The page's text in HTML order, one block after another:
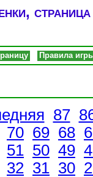
Правила
87
70 69 68
51 50 49
32 31 30